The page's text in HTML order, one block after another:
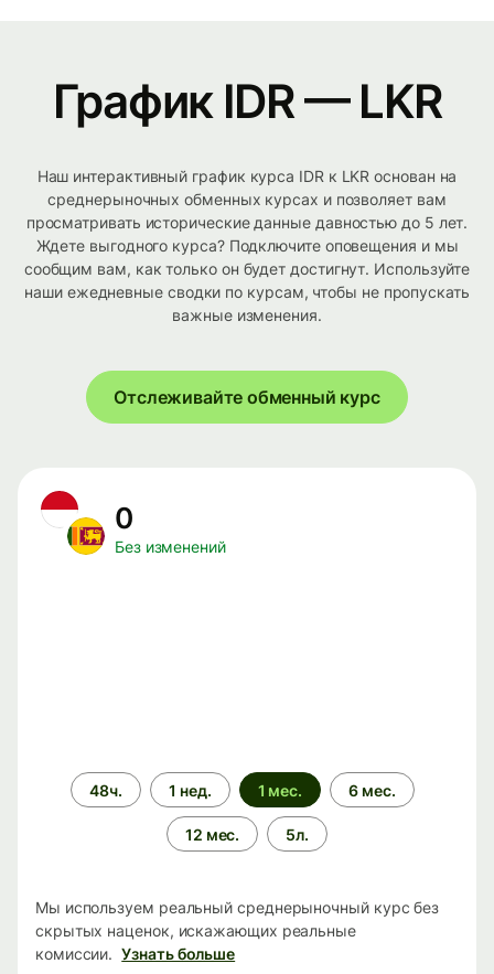
График IDR — LKR
Наш интерактивный график курса IDR к LKR основан на
среднерыночных обменных курсах и позволяет вам
просматривать исторические данные давностью до 5 лет.
Ждете выгодного курса? Подключите оповещения и мы
сообщим вам, как только он будет достигнут. Используйте
наши ежедневные сводки по курсам, чтобы не пропускать
важные изменения.
Отслеживайте обменный курс
0
Без изменений
Период
времени
48ч. 1 нед. 1 мес. 6 мес.
12 мес. 5л.
Мы используем реальный среднерыночный курс без
скрытых наценок, искажающих реальные
комиссии. Узнать больше